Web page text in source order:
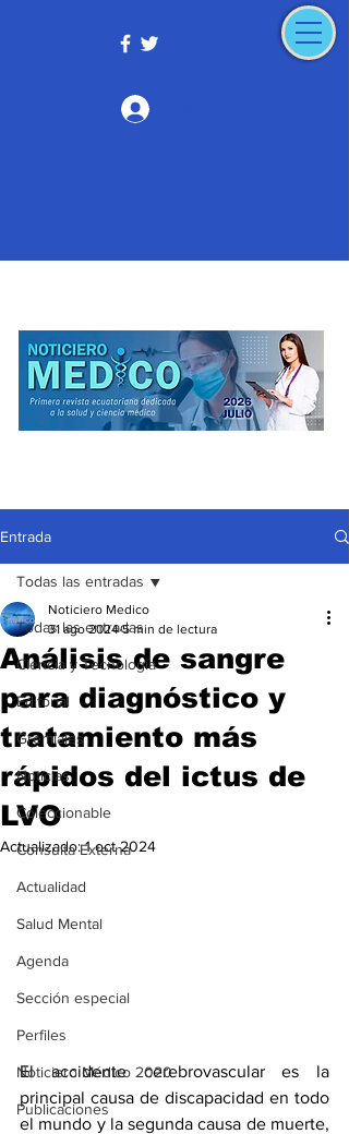
Entrada
Todas las entradas
Ciencia y Tecnología
Editorial
Gremiales
Noticias
Coleccionable
Consulta Externa
Actualidad
Salud Mental
Agenda
Sección especial
Perfiles
Noticiero Médico 2020
Publicaciones
Todas las entradas
Análisis de sangre
para diagnóstico y
tratamiento más
rápidos del ictus de
LVO
Noticiero Medico
31 ago 2024 5 min de lectura
Actualizado:1 oct 2024
El accidente cerebrovascular es la
principal causa de discapacidad en todo
el mundo y la segunda causa de muerte,